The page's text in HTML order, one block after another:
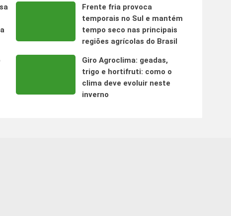
Frente fria provoca
temporais no Sul e mantém
tempo seco nas principais
regiões agrícolas do Brasil
Giro Agroclima: geadas,
trigo e hortifruti: como o
clima deve evoluir neste
inverno